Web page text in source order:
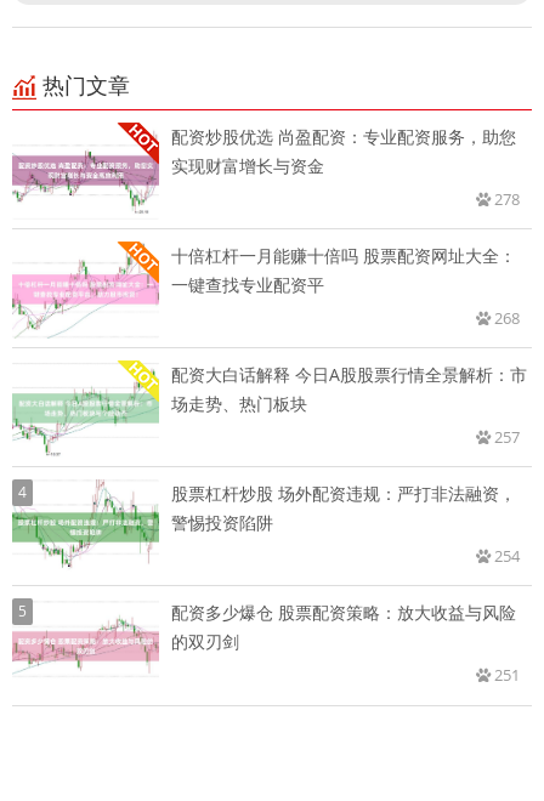
热门文章
配资炒股优选 尚盈配资：专业配资服务，助您
实现财富增长与资金
278
十倍杠杆一月能赚十倍吗 股票配资网址大全：
一键查找专业配资平
268
配资大白话解释 今日A股股票行情全景解析：市
场走势、热门板块
257
4
股票杠杆炒股 场外配资违规：严打非法融资，
警惕投资陷阱
254
5
配资多少爆仓 股票配资策略：放大收益与风险
的双刃剑
251